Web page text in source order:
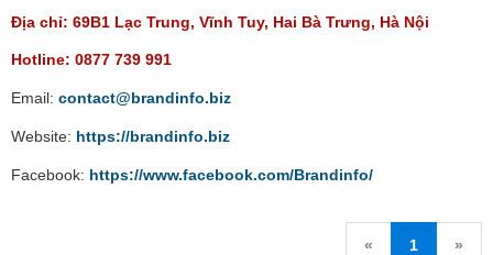
Địa chỉ: 69B1 Lạc Trung, Vĩnh Tuy, Hai Bà Trưng, Hà Nội
Hotline: 0877 739 991
Email: contact@brandinfo.biz
Website: https://brandinfo.biz
Facebook: https://www.facebook.com/Brandinfo/
« 1 »